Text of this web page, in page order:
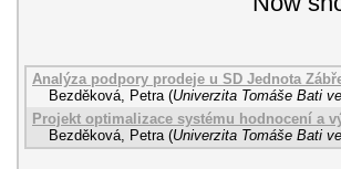
Analýza podpory prodeje u SD Jednota
Bezděková, Petra (Univerzita Tomáše Bati
Projekt optimalizace systému hodnocení a
Bezděková, Petra (Univerzita Tomáše Bati